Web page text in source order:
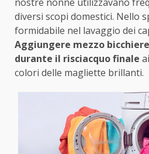
diversi scopi domestici. Nello
formidabile nel lavaggio dei
Aggiungere mezzo
durante il risciacquo finale
colori delle magliette brillanti.